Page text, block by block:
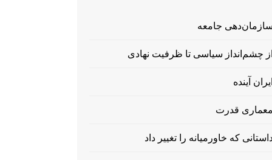
سازمان‌دهی جامعه
از چشم‌انداز سیاسی تا ظرفیت نهادی
ایران آینده
معماری قدرت
که خاورمیانه را تغییر داد